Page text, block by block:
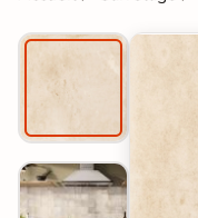
Dalle
Terrasse
Sur Plot
Carrelage
Bain
Colle &
Finition
Baignoires
et Balnéos
WC
Carrelage
Salle de
Bain
PAR
COULEUR
Bois
clair
PVC
Dalles
PVC
Lames